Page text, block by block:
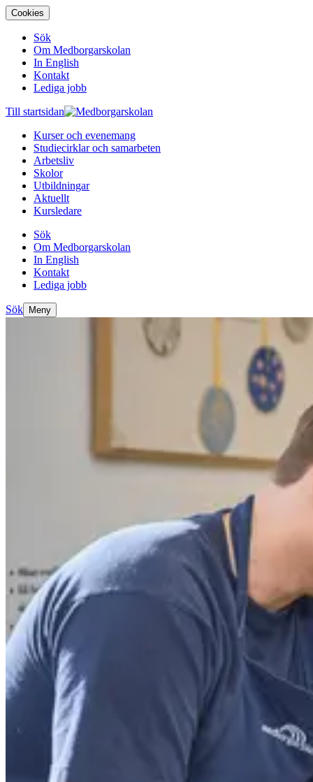
Cookies
Sök
Om Medborgarskolan
In English
Kontakt
Lediga jobb
Till startsidan
Kurser och evenemang
Studiecirklar och samarbeten
Arbetsliv
Skolor
Utbildningar
Aktuellt
Kursledare
Sök
Om Medborgarskolan
In English
Kontakt
Lediga jobb
Sök Meny